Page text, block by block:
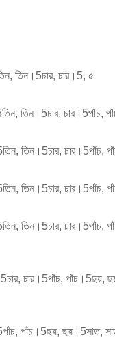
তিন।5চার, চার।5, ৫
তিন।5চার, চার।5পাঁচ,
তিন।5চার,
তিন।5চার,
তিন।5চার,
চার।5পাঁচ,
পাঁচ।5ছয়,